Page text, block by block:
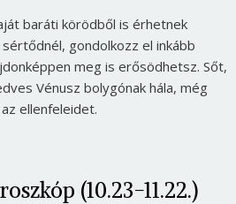
baráti körödből is érhetnek
gondolkozz el inkább
meg is erősödhetsz. Sőt,
Vénusz bolygónak hála, még
ellenfeleidet.
(10.23-11.22.)